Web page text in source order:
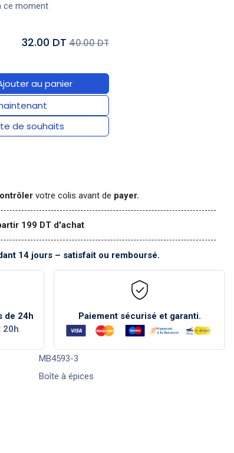
ce moment
au panier
de souhaits
32.00 DT 40.00 DT
votre colis avant de payer.
199 DT d'achat
14 jours – satisfait ou remboursé.
de 24h
20h.
Paiement sécurisé et garanti.
MB4593-3
Boîte à épices